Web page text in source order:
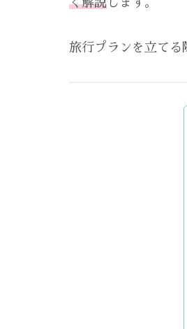
く解説 します。
旅行プランを立てる